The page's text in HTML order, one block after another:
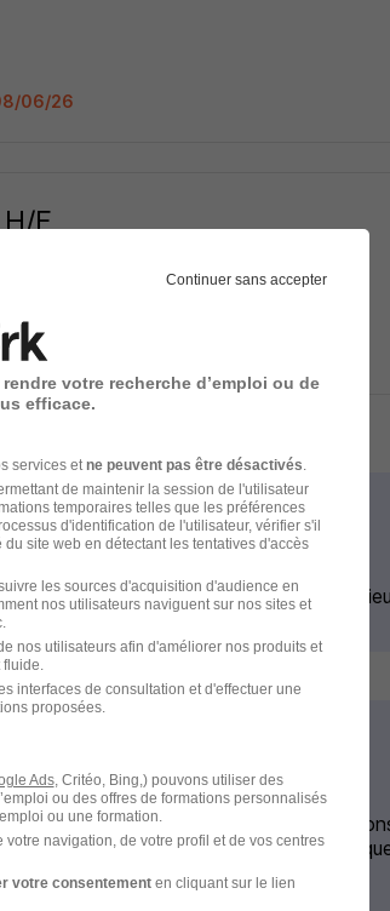
06/26
F
06/26
Emploi
Emploi
génie
Continuer sans accepter
votre recherche d’emploi ou de
efficace.
services etne peuvent pas être désactivés.
de maintenir la session de l'utilisateur
temporaires telles que les préférences
d'identification de l'utilisateur, vérifier s'il
site web en détectant les tentatives d'accès
les sources d'acquisition d'audience en
nos utilisateurs naviguent sur nos sites et
nos utilisateurs afin d'améliorer nos produits et
fluide.
interfaces de consultation et d'effectuer une
proposées.
Ads, Critéo, Bing,) pouvons utiliser des
ou des offres de formations personnalisés
ou une formation.
navigation, de votre profil et de vos centres
votre consentementen cliquant sur le lien